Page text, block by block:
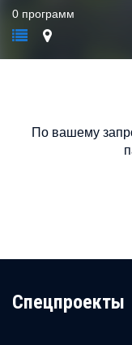
0 программ
По вашему
Cпецпроекты